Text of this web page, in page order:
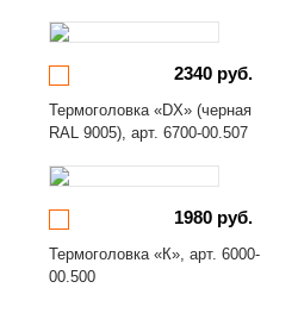
2340 руб.
Термоголовка «DX» (черная
RAL 9005), арт. 6700-00.507
1980 руб.
Термоголовка «К», арт. 6000-
00.500